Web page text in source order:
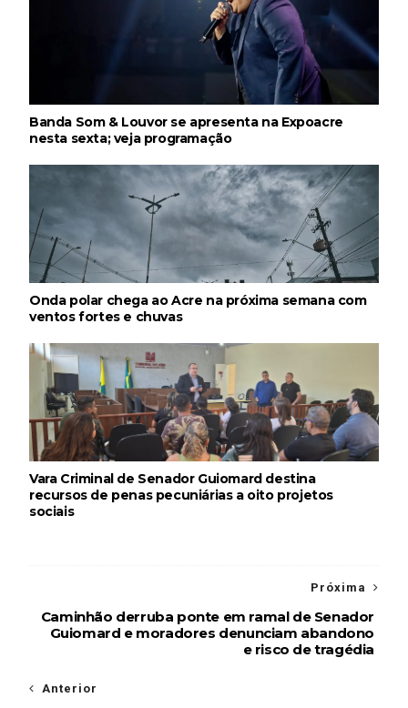
Banda Som & Louvor se apresenta na Expoacre
nesta sexta; veja programação
Onda polar chega ao Acre na próxima semana com
ventos fortes e chuvas
Vara Criminal de Senador Guiomard destina
recursos de penas pecuniárias a oito projetos
sociais
Próxima
Caminhão derruba ponte em ramal de Senador
Guiomard e moradores denunciam abandono
e risco de tragédia
Anterior